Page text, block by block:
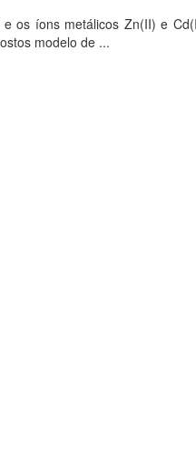
os íons metálicos Zn(II) e
modelo de ...